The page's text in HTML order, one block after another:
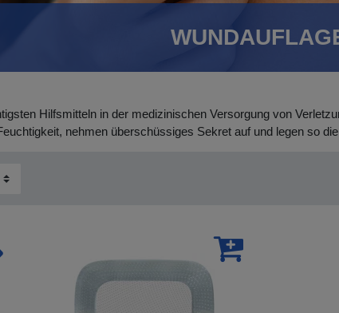
Hilfsmitteln in der medizinischen Versorgung von
nehmen überschüssiges Sekret auf und legen so